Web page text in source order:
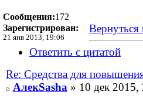
Сообщения:172
Зарегистрирован:
21 янв 2013, 19:06
Вернуться
Ответить с цитатой
Re: Средства для
АлекSasha » 10 дек 2015,